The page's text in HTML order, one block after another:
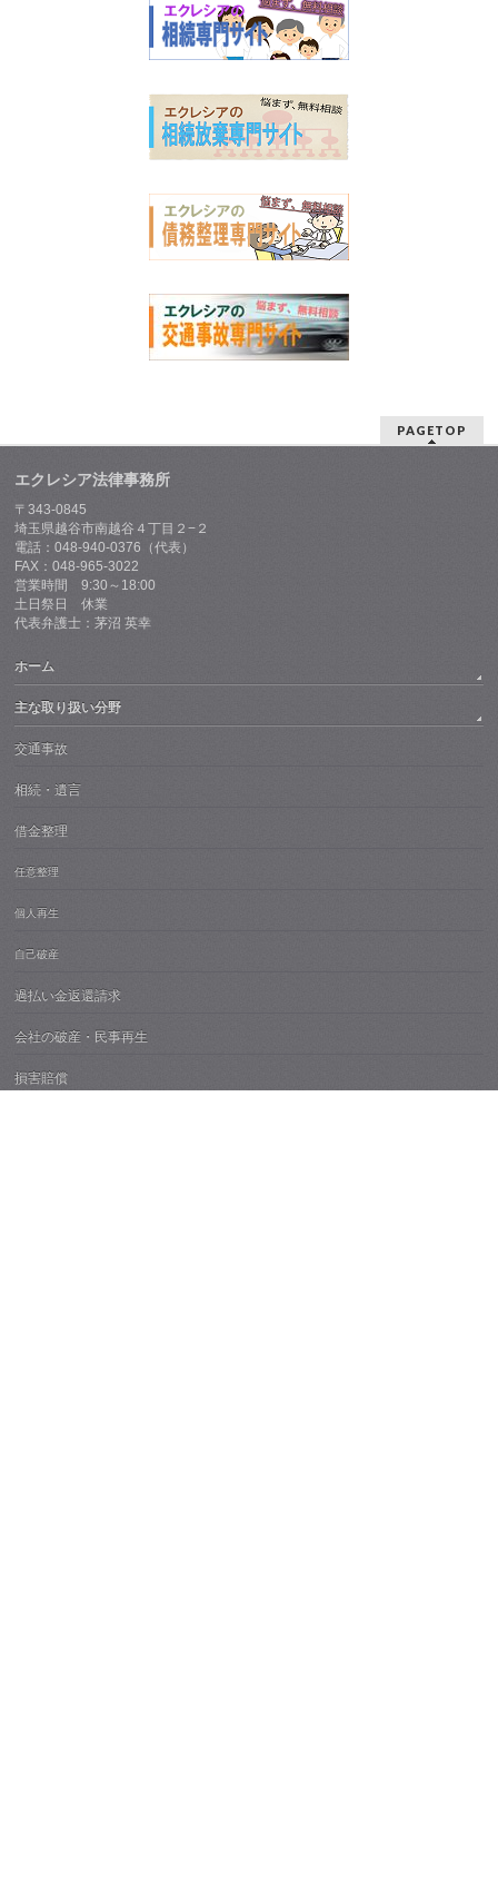
PAGETOP
エクレシア法律事務所
〒343-0845
埼玉県越谷市南越谷４丁目２−２
電話：048-940-0376（代表）
FAX：048-965-3022
営業時間 9:30～18:00
土日祭日 休業
代表弁護士：茅沼 英幸
ホーム
主な取り扱い分野
交通事故
相続・遺言
借金整理
任意整理
個人再生
自己破産
過払い金返還請求
会社の破産・民事再生
損害賠償